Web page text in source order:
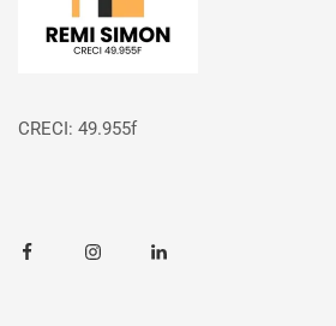
CRECI: 49.955f
FacebookInstagramLinkedin